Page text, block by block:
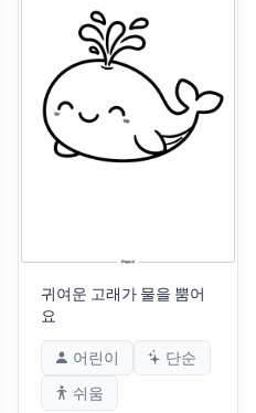
귀여운 고래가 물을 뿜어
요
어린이
단순
쉬움